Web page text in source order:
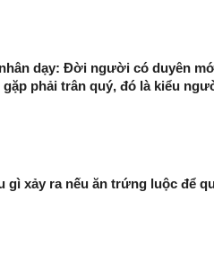
dạy: Đời người có duyên
gặp phải trân quý, đó là kiểu
gì xảy ra nếu ăn trứng luộc để